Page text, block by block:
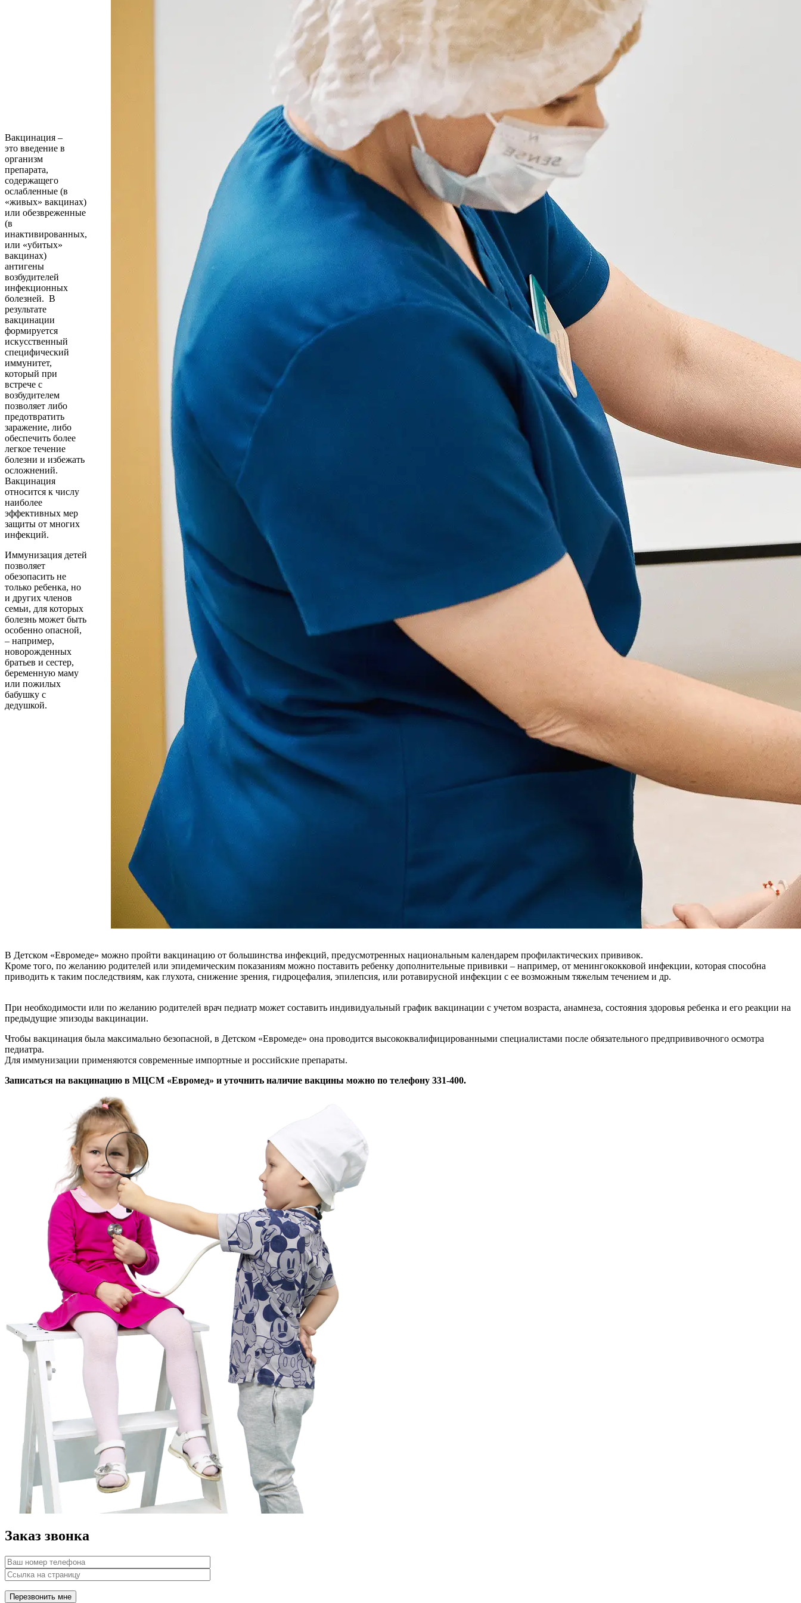
Вакцинация –
это введение в
организм
препарата,
содержащего
ослабленные (в
«живых» вакцинах)
или обезвреженные
(в
инактивированных,
или «убитых»
вакцинах)
антигены
возбудителей
инфекционных
болезней. В
результате
вакцинации
формируется
искусственный
специфический
иммунитет,
который при
встрече с
возбудителем
позволяет либо
предотвратить
заражение, либо
обеспечить более
легкое течение
болезни и избежать
осложнений.
Вакцинация
относится к числу
наиболее
эффективных мер
защиты от многих
инфекций.
Иммунизация детей
позволяет
обезопасить не
только ребенка, но
и других членов
семьи, для которых
болезнь может быть
особенно опасной,
– например,
новорожденных
братьев и сестер,
беременную маму
или пожилых
бабушку с
дедушкой.
В Детском «Евромеде» можно пройти вакцинацию от большинства инфекций, предусмотренных национальным календарем профилактических прививок.
Кроме того, по желанию родителей или эпидемическим показаниям можно поставить ребенку дополнительные прививки – например, от менингококковой инфекции, которая способна
приводить к таким последствиям, как глухота, снижение зрения, гидроцефалия, эпилепсия, или ротавирусной инфекции с ее возможным тяжелым течением и др.
При необходимости или по желанию родителей врач педиатр может составить индивидуальный график вакцинации с учетом возраста, анамнеза, состояния здоровья ребенка и его реакции на
предыдущие эпизоды вакцинации.
Чтобы вакцинация была максимально безопасной, в Детском «Евромеде» она проводится высококвалифицированными специалистами после обязательного предпрививочного осмотра
педиатра.
Для иммунизации применяются современные импортные и российские препараты.
Записаться на вакцинацию в МЦСМ «Евромед» и уточнить наличие вакцины можно по телефону 331-400.
Заказ звонка